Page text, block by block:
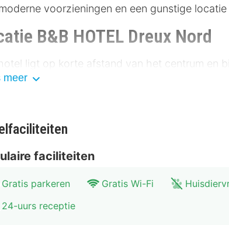
voorzieningen en een gunstige
B&B HOTEL Dreux Nord
ligt op korte afstand van het centrum en
uitvalsbasis voor het verkennen van de
Musée d'Art et d'Histoire: 500 meter
Parc des Expositions: 1 kilometer
Chartres: 30 kilometer
B&B HOTEL Dreux Nord
meer
faciliteiten
Gratis parkeren Gratis Wi-Fi
24-uurs receptie